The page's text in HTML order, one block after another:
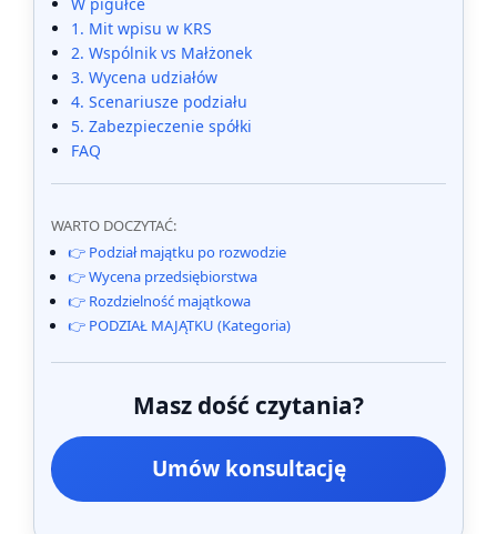
1. Mit wpisu w KRS
2. Wspólnik vs Małżonek
3. Wycena udziałów
4. Scenariusze podziału
5. Zabezpieczenie spółki
FAQ
WARTO DOCZYTAĆ:
👉 Podział majątku po rozwodzie
👉 Wycena przedsiębiorstwa
👉 Rozdzielność majątkowa
👉 PODZIAŁ MAJĄTKU (Kategoria)
Masz dość czytania?
Umów konsultację